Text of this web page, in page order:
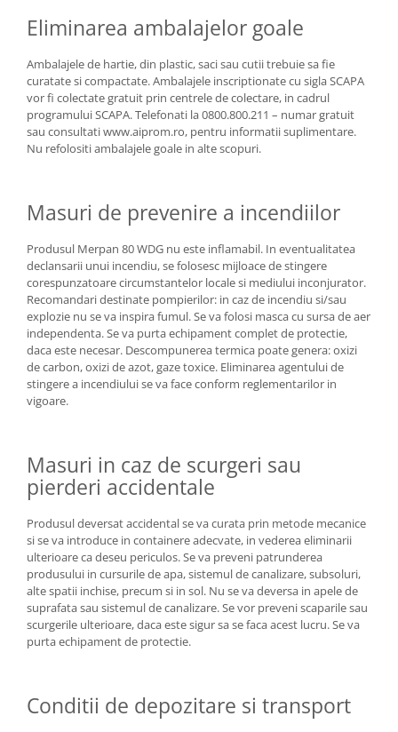
Eliminarea ambalajelor goale
Ambalajele de hartie, din plastic, saci sau cutii trebuie sa fie
curatate si compactate. Ambalajele inscriptionate cu sigla SCAPA
vor fi colectate gratuit prin centrele de colectare, in cadrul
programului SCAPA. Telefonati la 0800.800.211 – numar gratuit
sau consultati www.aiprom.ro, pentru informatii suplimentare.
Nu refolositi ambalajele goale in alte scopuri.
Masuri de prevenire a incendiilor
Produsul Merpan 80 WDG nu este inflamabil. In eventualitatea
declansarii unui incendiu, se folosesc mijloace de stingere
corespunzatoare circumstantelor locale si mediului inconjurator.
Recomandari destinate pompierilor: in caz de incendiu si/sau
explozie nu se va inspira fumul. Se va folosi masca cu sursa de aer
independenta. Se va purta echipament complet de protectie,
daca este necesar. Descompunerea termica poate genera: oxizi
de carbon, oxizi de azot, gaze toxice. Eliminarea agentului de
stingere a incendiului se va face conform reglementarilor in
vigoare.
Masuri in caz de scurgeri sau
pierderi accidentale
Produsul deversat accidental se va curata prin metode mecanice
si se va introduce in containere adecvate, in vederea eliminarii
ulterioare ca deseu periculos. Se va preveni patrunderea
produsului in cursurile de apa, sistemul de canalizare, subsoluri,
alte spatii inchise, precum si in sol. Nu se va deversa in apele de
suprafata sau sistemul de canalizare. Se vor preveni scaparile sau
scurgerile ulterioare, daca este sigur sa se faca acest lucru. Se va
purta echipament de protectie.
Conditii de depozitare si transport